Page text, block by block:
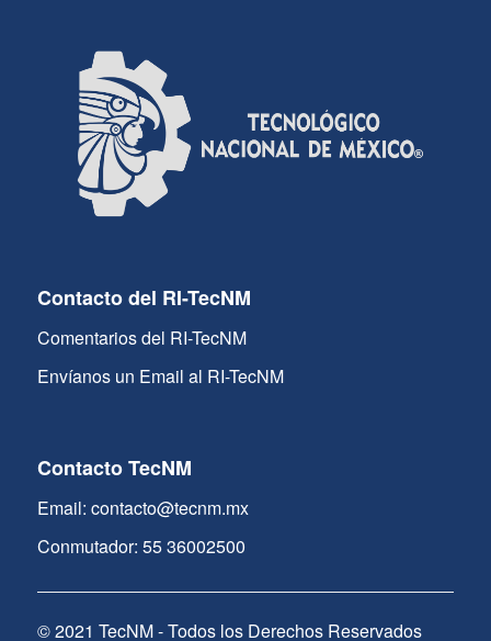
Contacto del RI-TecNM
Comentarios del RI-TecNM
Envíanos un Email al RI-TecNM
Contacto TecNM
Email: contacto@tecnm.mx
Conmutador: 55 36002500
© 2021 TecNM - Todos los Derechos Reservados